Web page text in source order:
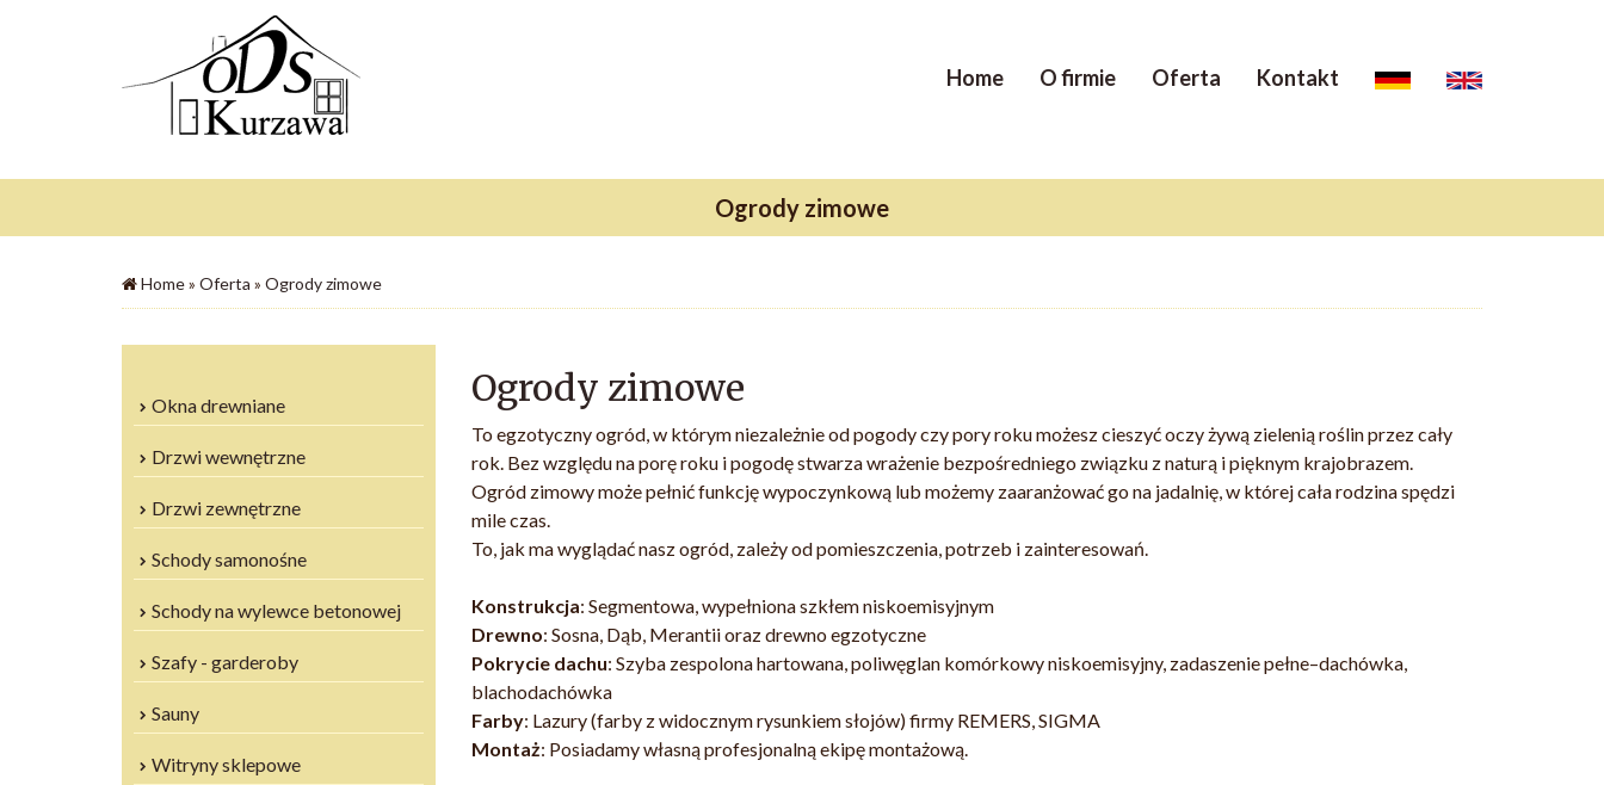
Home O firmie Oferta Kontakt
Ogrody zimowe
Home» Oferta » Ogrody zimowe
Okna drewniane
Drzwi wewnętrzne
Drzwi zewnętrzne
Schody samonośne
Schody na wylewce betonowej
Szafy - garderoby
Sauny
Witryny sklepowe
Ogrody zimowe
To egzotyczny ogród, w którym niezależnie od pogody czy pory roku możesz cieszyć oczy żywą zielenią roślin przez cały
rok. Bez względu na porę roku i pogodę stwarza wrażenie bezpośredniego związku z naturą i pięknym krajobrazem.
Ogród zimowy może pełnić funkcję wypoczynkową lub możemy zaaranżować go na jadalnię, w której cała rodzina spędzi
mile czas.
To, jak ma wyglądać nasz ogród, zależy od pomieszczenia, potrzeb i zainteresowań.
Konstrukcja: Segmentowa, wypełniona szkłem niskoemisyjnym
Drewno: Sosna, Dąb, Merantii oraz drewno egzotyczne
Pokrycie dachu: Szyba zespolona hartowana, poliwęglan komórkowy niskoemisyjny, zadaszenie pełne–dachówka,
blachodachówka
Farby: Lazury (farby z widocznym rysunkiem słojów) firmy REMERS, SIGMA
Montaż: Posiadamy własną profesjonalną ekipę montażową.